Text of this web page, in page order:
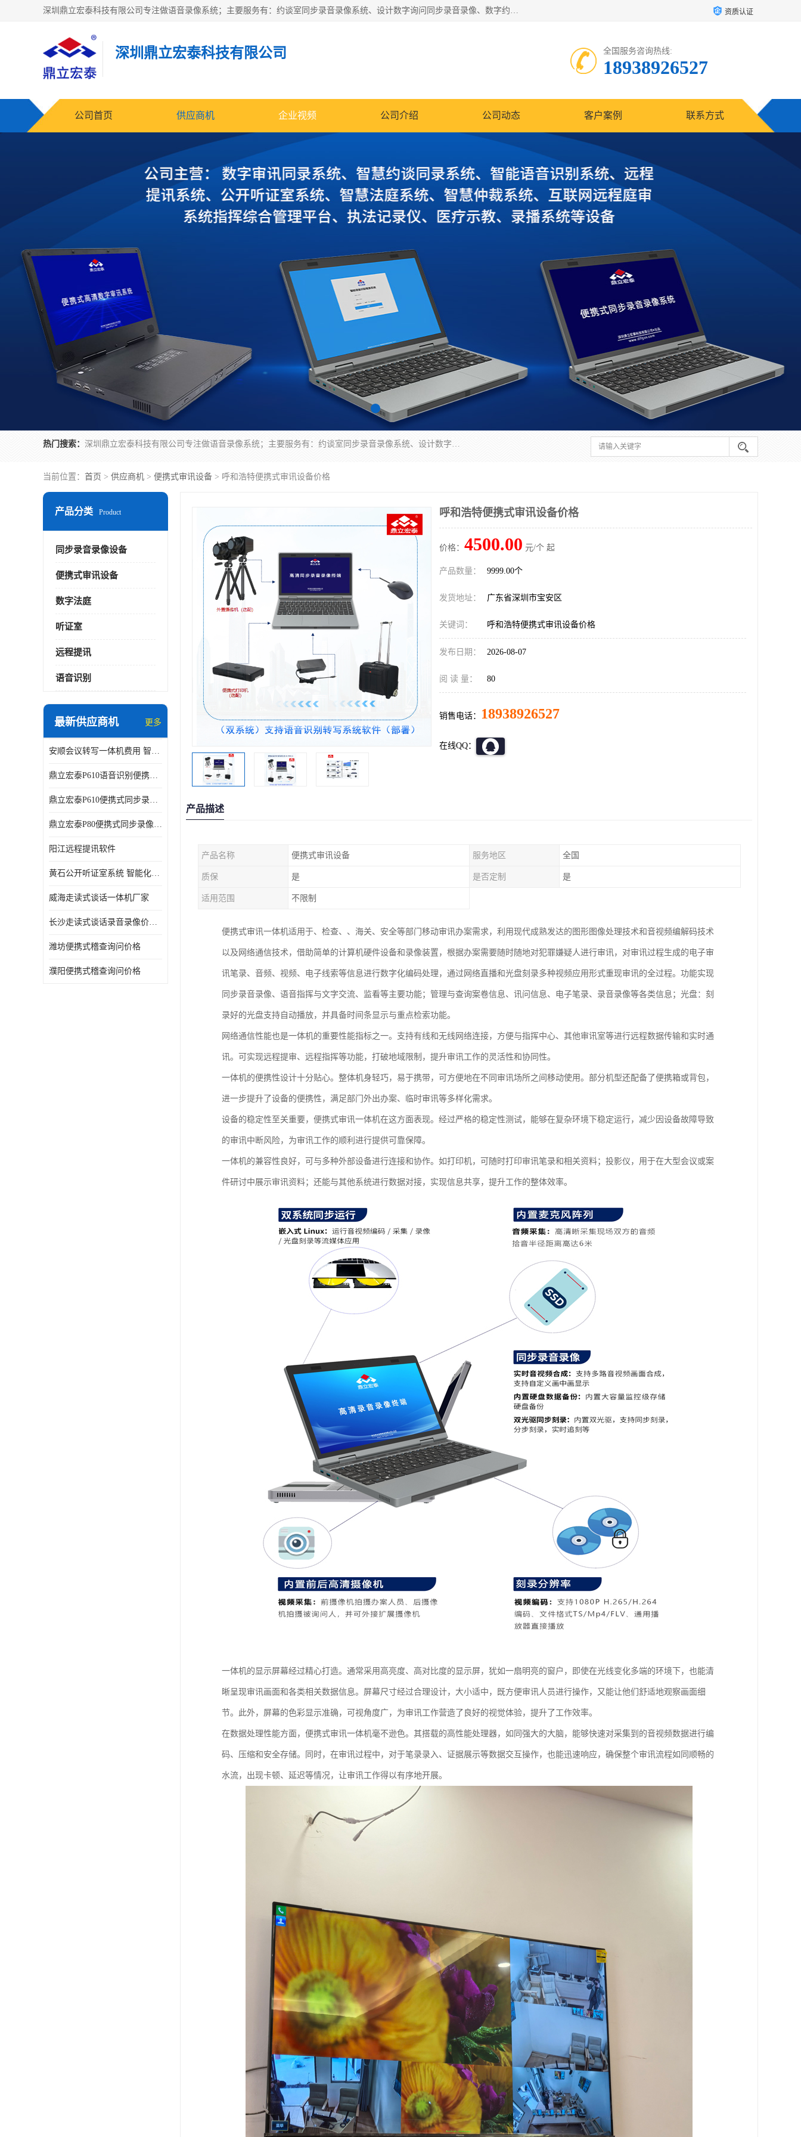
深圳鼎立宏泰科技有限公司专注做语音录像系统；主要服务有：约谈室同步录音录像系统、设计数字询问同步录音录像、数字约谈室同步录音录像、公开听证室、智慧庭审、智能语音识别转写、远程提讯（提审）、记录仪、远程指挥综合管理平台、录播系统等 资质认证
深圳鼎立宏泰科技有限公司 全国服务咨询热线:
18938926527
公司首页 供应商机 企业视频 公司介绍 公司动态 客户案例 联系方式
热门搜索： 深圳鼎立宏泰科技有限公司专注做语音录像系统；主要服务有：约谈室同步录音录像系统、设计数字询问同步录音录像、数字约谈室同步录音录像、公开听证室、智慧庭审、智能语音识别转写、远程提讯（提审）、记录仪、远程指挥综合管理平台、录播系统等
当前位置： 首页 > 供应商机 > 便携式审讯设备 > 呼和浩特便携式审讯设备价格
产品分类 Product
同步录音录像设备
便携式审讯设备
数字法庭
听证室
远程提讯
语音识别
最新供应商机 更多
安顺会议转写一体机费用 智能化水平
鼎立宏泰P610语音识别便携式同步录像设备支持双光驱加硬盘同步实时刻录哈希值加密画面合成远程指挥电子笔录温湿度音视频采集视频显示等功能于一体的移动办案终端
鼎立宏泰P610便携式同步录像设备支持双光驱加硬盘同步实时刻录哈希值加密画面合成远程指挥电子笔录温湿度音视频采集视频显示等功能于一体的移动办案终端
鼎立宏泰P80便携式同步录像设备支持双光驱加硬盘同步实时刻录哈希值加密画面合成远程指挥电子笔录温湿度音视频采集视频显示等功能于一体的移动办案终端
阳江远程提讯软件
黄石公开听证室系统 智能化水平
威海走读式谈话一体机厂家
长沙走读式谈话录音录像价格 高清录屏模式
潍坊便携式稽查询问价格
濮阳便携式稽查询问价格
呼和浩特便携式审讯设备价格
价格： 4500.00 元/个 起
产品数量： 9999.00个
发货地址： 广东省深圳市宝安区
关键词： 呼和浩特便携式审讯设备价格
发布日期： 2026-08-07
阅 读 量： 80
销售电话： 18938926527
在线QQ：
产品描述
产品名称 便携式审讯设备 服务地区 全国
质保 是 是否定制 是
适用范围 不限制
便携式审讯一体机适用于、检查、、海关、安全等部门移动审讯办案需求，利用现代成熟发达的图形图像处理技术和音视频编解码技术
以及网络通信技术，借助简单的计算机硬件设备和录像装置，根据办案需要随时随地对犯罪嫌疑人进行审讯，对审讯过程生成的电子审
讯笔录、音频、视频、电子线索等信息进行数字化编码处理，通过网络直播和光盘刻录多种视频应用形式重现审讯的全过程。功能实现
同步录音录像、语音指挥与文字交流、监看等主要功能；管理与查询案卷信息、讯问信息、电子笔录、录音录像等各类信息；光盘：刻
录好的光盘支持自动播放，并具备时间条显示与重点检索功能。
网络通信性能也是一体机的重要性能指标之一。支持有线和无线网络连接，方便与指挥中心、其他审讯室等进行远程数据传输和实时通
讯。可实现远程提审、远程指挥等功能，打破地域限制，提升审讯工作的灵活性和协同性。​
一体机的便携性设计十分贴心。整体机身轻巧，易于携带，可方便地在不同审讯场所之间移动使用。部分机型还配备了便携箱或背包，
进一步提升了设备的便携性，满足部门外出办案、临时审讯等多样化需求。​
设备的稳定性至关重要，便携式审讯一体机在这方面表现。经过严格的稳定性测试，能够在复杂环境下稳定运行，减少因设备故障导致
的审讯中断风险，为审讯工作的顺利进行提供可靠保障。​
一体机的兼容性良好，可与多种外部设备进行连接和协作。如打印机，可随时打印审讯笔录和相关资料；投影仪，用于在大型会议或案
件研讨中展示审讯资料；还能与其他系统进行数据对接，实现信息共享，提升工作的整体效率。​
一体机的显示屏幕经过精心打造。通常采用高亮度、高对比度的显示屏，犹如一扇明亮的窗户，即使在光线变化多端的环境下，也能清
晰呈现审讯画面和各类相关数据信息。屏幕尺寸经过合理设计，大小适中，既方便审讯人员进行操作，又能让他们舒适地观察画面细
节。此外，屏幕的色彩显示准确，可视角度广，为审讯工作营造了良好的视觉体验，提升了工作效率。​
在数据处理性能方面，便携式审讯一体机毫不逊色。其搭载的高性能处理器，如同强大的大脑，能够快速对采集到的音视频数据进行编
码、压缩和安全存储。同时，在审讯过程中，对于笔录录入、证据展示等数据交互操作，也能迅速响应，确保整个审讯流程如同顺畅的
水流，出现卡顿、延迟等情况，让审讯工作得以有序地开展。​